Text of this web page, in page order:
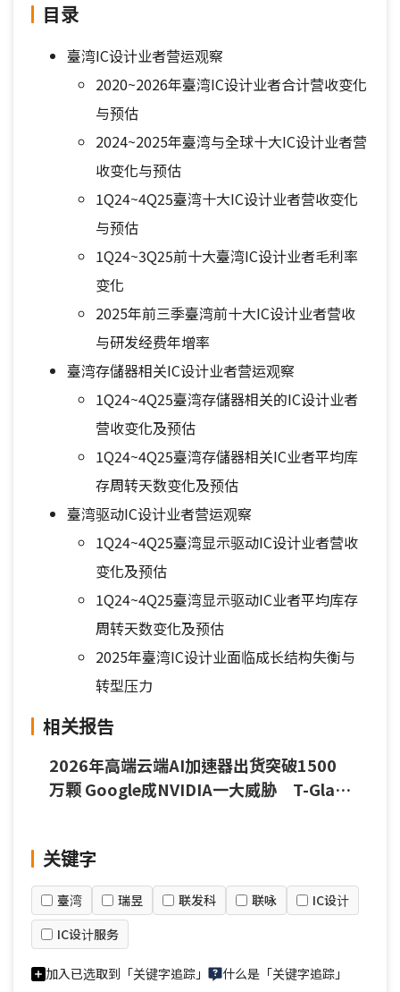
目录
臺湾IC设计业者营运观察
2020~2026年臺湾IC设计业者合计营收变化
与预估
2024~2025年臺湾与全球十大IC设计业者营
收变化与预估
1Q24~4Q25臺湾十大IC设计业者营收变化
与预估
1Q24~3Q25前十大臺湾IC设计业者毛利率
变化
2025年前三季臺湾前十大IC设计业者营收
与研发经费年增率
臺湾存儲器相关IC设计业者营运观察
1Q24~4Q25臺湾存儲器相关的IC设计业者
营收变化及预估
1Q24~4Q25臺湾存儲器相关IC业者平均库
存周转天数变化及预估
臺湾驱动IC设计业者营运观察
1Q24~4Q25臺湾显示驱动IC设计业者营收
变化及预估
1Q24~4Q25臺湾显示驱动IC业者平均库存
周转天数变化及预估
2025年臺湾IC设计业面临成长结构失衡与
转型压力
相关报告
2026年高端云端AI加速器出货突破1500
万颗 Google成NVIDIA一大威胁 T-Glass
关键字
臺湾 瑞昱 联发科 联咏
IC设计
IC设计服务
加入已选取到「关键字追踪」 什么是「关键字追踪」